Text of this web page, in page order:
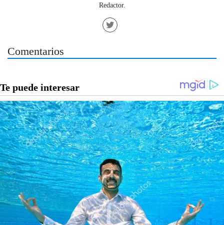
Redactor.
Comentarios